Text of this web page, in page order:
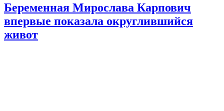
Беременная Мирослава Карпович
впервые показала округлившийся
живот